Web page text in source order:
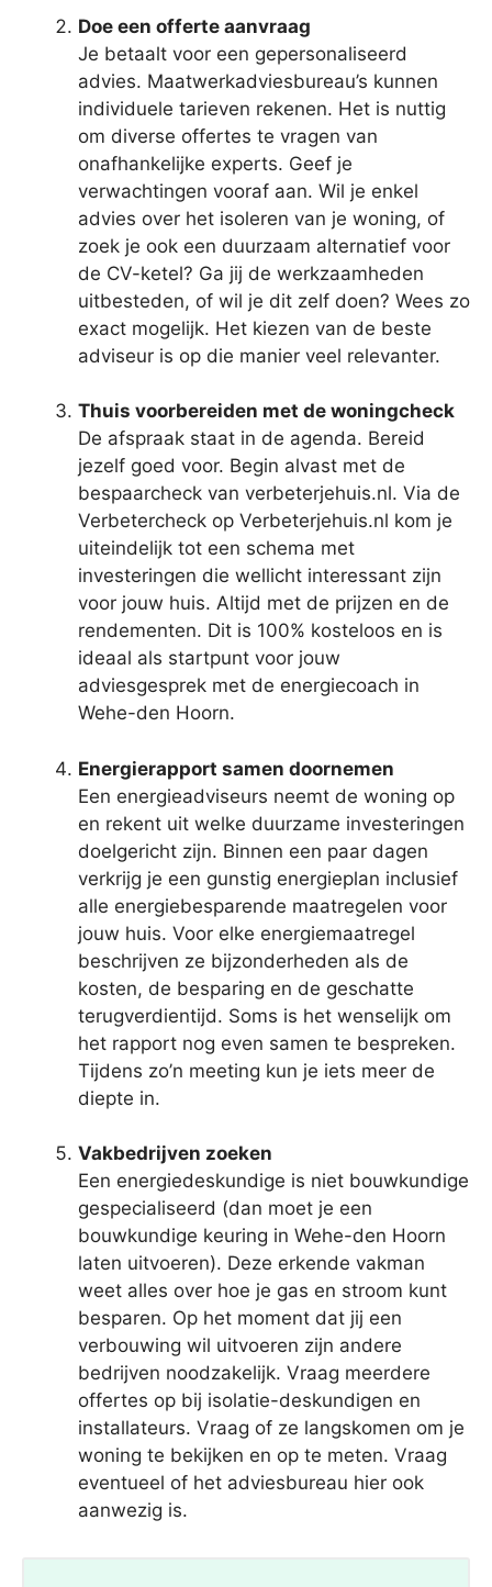
Doe een offerte aanvraag
Je betaalt voor een gepersonaliseerd
advies. Maatwerkadviesbureau’s kunnen
individuele tarieven rekenen. Het is nuttig
om diverse offertes te vragen van
onafhankelijke experts. Geef je
verwachtingen vooraf aan. Wil je enkel
advies over het isoleren van je woning, of
zoek je ook een duurzaam alternatief voor
de CV-ketel? Ga jij de werkzaamheden
uitbesteden, of wil je dit zelf doen? Wees zo
exact mogelijk. Het kiezen van de beste
adviseur is op die manier veel relevanter.
Thuis voorbereiden met de woningcheck
De afspraak staat in de agenda. Bereid
jezelf goed voor. Begin alvast met de
bespaarcheck van verbeterjehuis.nl. Via de
Verbetercheck op Verbeterjehuis.nl kom je
uiteindelijk tot een schema met
investeringen die wellicht interessant zijn
voor jouw huis. Altijd met de prijzen en de
rendementen. Dit is 100% kosteloos en is
ideaal als startpunt voor jouw
adviesgesprek met de energiecoach in
Wehe-den Hoorn.
Energierapport samen doornemen
Een energieadviseurs neemt de woning op
en rekent uit welke duurzame investeringen
doelgericht zijn. Binnen een paar dagen
verkrijg je een gunstig energieplan inclusief
alle energiebesparende maatregelen voor
jouw huis. Voor elke energiemaatregel
beschrijven ze bijzonderheden als de
kosten, de besparing en de geschatte
terugverdientijd. Soms is het wenselijk om
het rapport nog even samen te bespreken.
Tijdens zo’n meeting kun je iets meer de
diepte in.
Vakbedrijven zoeken
Een energiedeskundige is niet bouwkundige
gespecialiseerd (dan moet je een
bouwkundige keuring in Wehe-den Hoorn
laten uitvoeren). Deze erkende vakman
weet alles over hoe je gas en stroom kunt
besparen. Op het moment dat jij een
verbouwing wil uitvoeren zijn andere
bedrijven noodzakelijk. Vraag meerdere
offertes op bij isolatie-deskundigen en
installateurs. Vraag of ze langskomen om je
woning te bekijken en op te meten. Vraag
eventueel of het adviesbureau hier ook
aanwezig is.